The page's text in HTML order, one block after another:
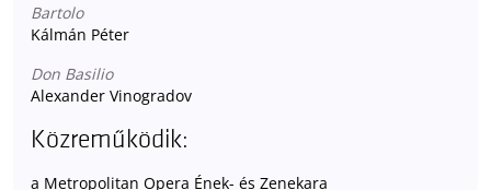
Bartolo
Kálmán Péter
Don Basilio
Alexander Vinogradov
Közreműködik:
a Metropolitan Opera Ének- és Zenekara